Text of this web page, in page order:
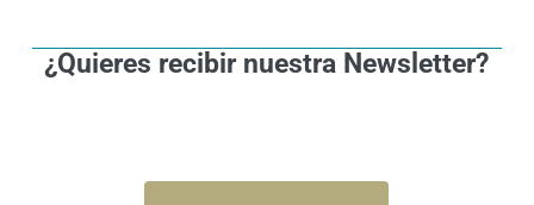
¿Quieres recibir nuestra Newsletter?